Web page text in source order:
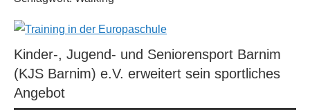
Kinder-, Jugend- und Seniorensport Barnim
(KJS Barnim) e.V. erweitert sein sportliches
Angebot